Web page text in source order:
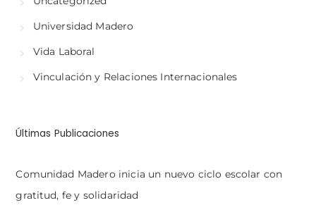
Universidad Madero
Vida Laboral
Vinculación y Relaciones Internacionales
Últimas Publicaciones
Comunidad Madero inicia un nuevo ciclo escolar con
gratitud, fe y solidaridad